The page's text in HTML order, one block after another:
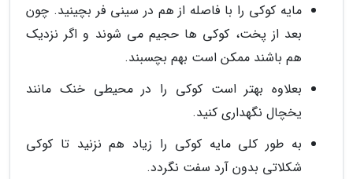
مایه کوکی را با فاصله از هم در سینی فر بچینید. چون
بعد از پخت، کوکی ها حجیم می شوند و اگر نزدیک
هم باشند ممکن است بهم بچسبند.
بعلاوه بهتر است کوکی را در محیطی خنک مانند
یخچال نگهداری کنید.
به طور کلی مایه کوکی را زیاد هم نزنید تا کوکی
شکلاتی بدون آرد سفت نگردد.